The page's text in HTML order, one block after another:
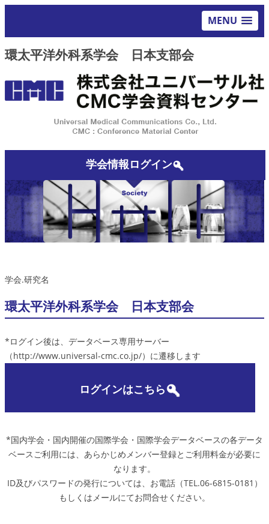
MENU
環太平洋外科系学会 日本支部会
学会情報ログイン
学会.研究名
環太平洋外科系学会 日本支部会
*ログイン後は、データベース専用サーバー
（http://www.universal-cmc.co.jp/）に遷移します
ログインはこちら
*国内学会・国内開催の国際学会・国際学会データベースの各データ
ベースご利用には、あらかじめメンバー登録とご利用料金が必要に
なります。
ID及びパスワードの発行については、お電話（TEL.06-6815-0181）
もしくはメールにてお問合せください。